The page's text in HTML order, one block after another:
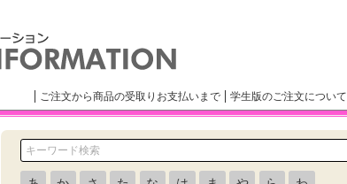
ご注文から商品の受取りお支払いまで 学生版のご注文について